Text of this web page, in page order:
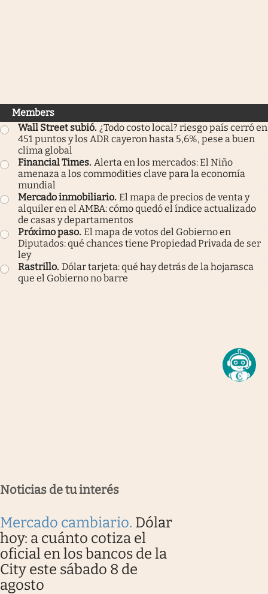
Members
Wall Street subió. ¿Todo costo local? riesgo país cerró en
451 puntos y los ADR cayeron hasta 5,6%, pese a buen
clima global
Financial Times. Alerta en los mercados: El Niño
amenaza a los commodities clave para la economía
mundial
Mercado inmobiliario. El mapa de precios de venta y
alquiler en el AMBA: cómo quedó el índice actualizado
de casas y departamentos
Próximo paso. El mapa de votos del Gobierno en
Diputados: qué chances tiene Propiedad Privada de ser
ley
Rastrillo. Dólar tarjeta: qué hay detrás de la hojarasca
que el Gobierno no barre
Noticias de tu interés
Mercado cambiario. Dólar
hoy: a cuánto cotiza el
oficial en los bancos de la
City este sábado 8 de
agosto